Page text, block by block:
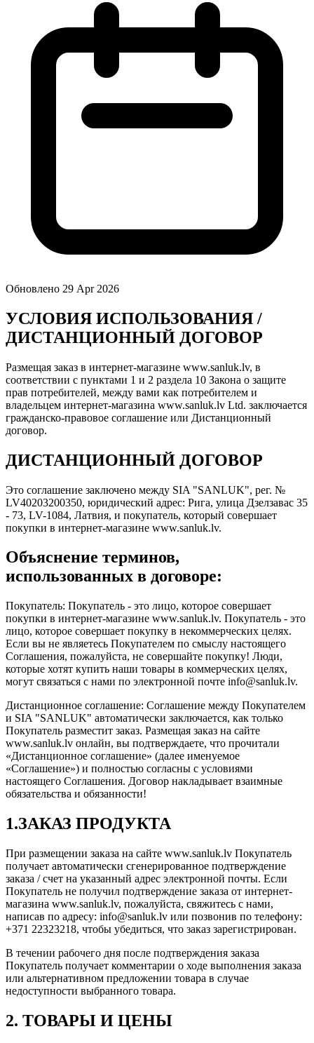
Обновлено 29 Apr 2026
УСЛОВИЯ ИСПОЛЬЗОВАНИЯ /
ДИСТАНЦИОННЫЙ ДОГОВОР
Размещая заказ в интернет-магазине www.sanluk.lv, в
соответствии с пунктами 1 и 2 раздела 10 Закона о защите
прав потребителей, между вами как потребителем и
владельцем интернет-магазина www.sanluk.lv Ltd. заключается
гражданско-правовое соглашение или Дистанционный
договор.
ДИСТАНЦИОННЫЙ ДОГОВОР
Это соглашение заключено между SIA "SANLUK", рег. №
LV40203200350, юридический адрес: Рига, улица Дзелзавас 35
- 73, LV-1084, Латвия, и покупатель, который совершает
покупки в интернет-магазине www.sanluk.lv.
Объяснение терминов,
использованных в договоре:
Покупатель: Покупатель - это лицо, которое совершает
покупки в интернет-магазине www.sanluk.lv. Покупатель - это
лицо, которое совершает покупку в некоммерческих целях.
Если вы не являетесь Покупателем по смыслу настоящего
Соглашения, пожалуйста, не совершайте покупку! Люди,
которые хотят купить наши товары в коммерческих целях,
могут связаться с нами по электронной почте info@sanluk.lv.
Дистанционное соглашение: Соглашение между Покупателем
и SIA "SANLUK" автоматически заключается, как только
Покупатель разместит заказ. Размещая заказ на сайте
www.sanluk.lv онлайн, вы подтверждаете, что прочитали
«Дистанционное соглашение» (далее именуемое
«Соглашение») и полностью согласны с условиями
настоящего Соглашения. Договор накладывает взаимные
обязательства и обязанности!
1.ЗАКАЗ ПРОДУКТА
При размещении заказа на сайте www.sanluk.lv Покупатель
получает автоматически сгенерированное подтверждение
заказа / счет на указанный адрес электронной почты. Если
Покупатель не получил подтверждение заказа от интернет-
магазина www.sanluk.lv, пожалуйста, свяжитесь с нами,
написав по адресу: info@sanluk.lv или позвонив по телефону:
+371 22323218, чтобы убедиться, что заказ зарегистрирован.
В течении рабочего дня после подтверждения заказа
Покупатель получает комментарии о ходе выполнения заказа
или альтернативном предложении товара в случае
недоступности выбранного товара.
2. ТОВАРЫ И ЦЕНЫ